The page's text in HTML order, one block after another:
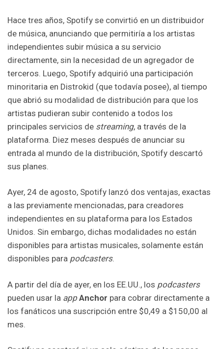
Hace tres años, Spotify se convirtió en un distribuidor
de música, anunciando que permitiría a los artistas
independientes subir música a su servicio
directamente, sin la necesidad de un agregador de
terceros. Luego, Spotify adquirió una participación
minoritaria en Distrokid (que todavía posee), al tiempo
que abrió su modalidad de distribución para que los
artistas pudieran subir contenido a todos los
principales servicios de streaming, a través de la
plataforma. Diez meses después de anunciar su
entrada al mundo de la distribución, Spotify descartó
sus planes.
Ayer, 24 de agosto, Spotify lanzó dos ventajas, exactas
a las previamente mencionadas, para creadores
independientes en su plataforma para los Estados
Unidos. Sin embargo, dichas modalidades no están
disponibles para artistas musicales, solamente están
disponibles para podcasters.
A partir del día de ayer, en los EE.UU., los podcasters
pueden usar la app Anchor para cobrar directamente a
los fanáticos una suscripción entre $0,49 a $150,00 al
mes.